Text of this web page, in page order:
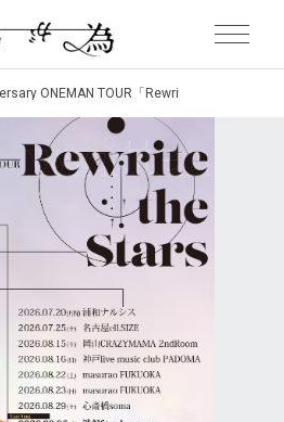
ONEMAN TOUR「Rewrite the Stars」開